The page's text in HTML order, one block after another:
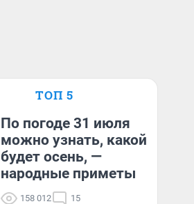
ТОП 5
По погоде 31 июля
можно узнать, какой
будет осень, —
народные приметы
158 012 15